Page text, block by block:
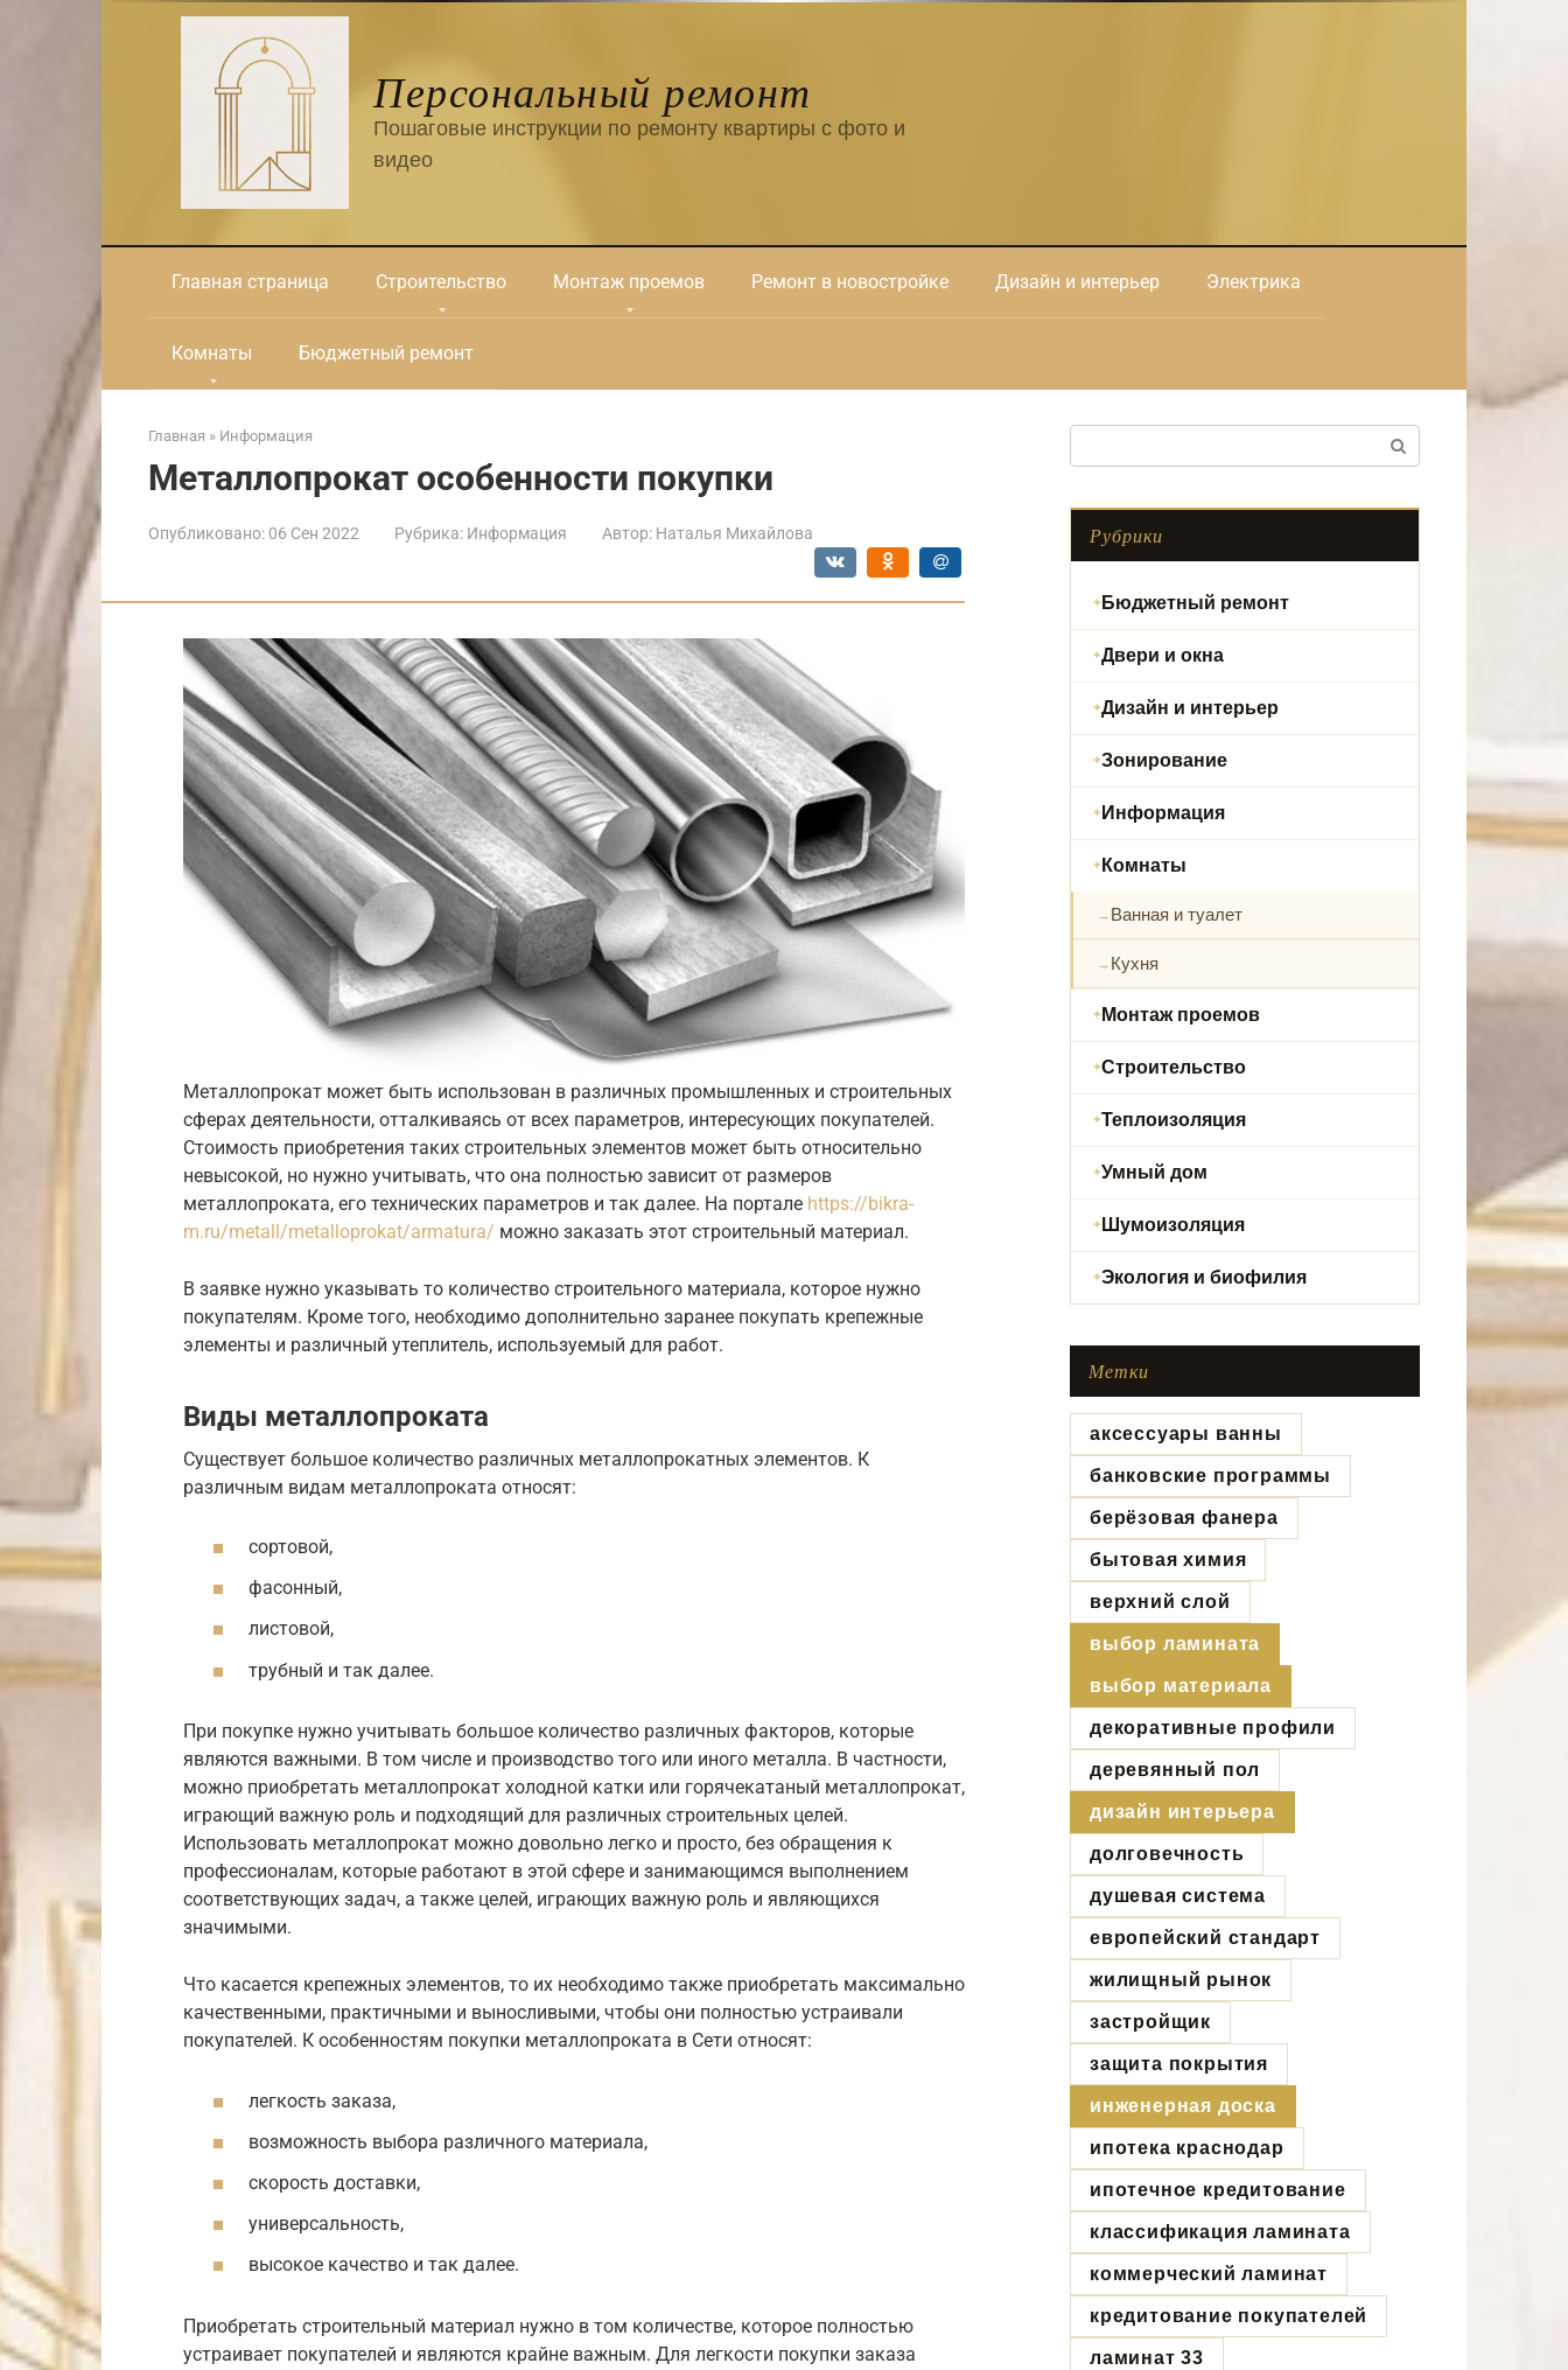
Персональный ремонт
Пошаговые инструкции по ремонту квартиры с фото и
видео
Главная страница Строительство Монтаж проемов Ремонт в новостройке Дизайн и интерьер Электрика
Комнаты Бюджетный ремонт
Главная » Информация
Металлопрокат особенности покупки
Опубликовано: 06 Сен 2022 Рубрика: Информация Автор: Наталья Михайлова
Металлопрокат может быть использован в различных промышленных и строительных
сферах деятельности, отталкиваясь от всех параметров, интересующих покупателей.
Стоимость приобретения таких строительных элементов может быть относительно
невысокой, но нужно учитывать, что она полностью зависит от размеров
металлопроката, его технических параметров и так далее. На портале https://bikra-
m.ru/metall/metalloprokat/armatura/ можно заказать этот строительный материал.
В заявке нужно указывать то количество строительного материала, которое нужно
покупателям. Кроме того, необходимо дополнительно заранее покупать крепежные
элементы и различный утеплитель, используемый для работ.
Виды металлопроката
Существует большое количество различных металлопрокатных элементов. К
различным видам металлопроката относят:
сортовой,
фасонный,
листовой,
трубный и так далее.
При покупке нужно учитывать большое количество различных факторов, которые
являются важными. В том числе и производство того или иного металла. В частности,
можно приобретать металлопрокат холодной катки или горячекатаный металлопрокат,
играющий важную роль и подходящий для различных строительных целей.
Использовать металлопрокат можно довольно легко и просто, без обращения к
профессионалам, которые работают в этой сфере и занимающимся выполнением
соответствующих задач, а также целей, играющих важную роль и являющихся
значимыми.
Что касается крепежных элементов, то их необходимо также приобретать максимально
качественными, практичными и выносливыми, чтобы они полностью устраивали
покупателей. К особенностям покупки металлопроката в Сети относят:
легкость заказа,
возможность выбора различного материала,
скорость доставки,
универсальность,
высокое качество и так далее.
Приобретать строительный материал нужно в том количестве, которое полностью
устраивает покупателей и являются крайне важным. Для легкости покупки заказа
Рубрики
Бюджетный ремонт
Двери и окна
Дизайн и интерьер
Зонирование
Информация
Комнаты
Ванная и туалет
Кухня
Монтаж проемов
Строительство
Теплоизоляция
Умный дом
Шумоизоляция
Экология и биофилия
Метки
аксессуары ванны
банковские программы
берёзовая фанера
бытовая химия
верхний слой
выбор ламината
выбор материала
декоративные профили
деревянный пол
дизайн интерьера
долговечность
душевая система
европейский стандарт
жилищный рынок
застройщик
защита покрытия
инженерная доска
ипотека краснодар
ипотечное кредитование
классификация ламината
коммерческий ламинат
кредитование покупателей
ламинат 33